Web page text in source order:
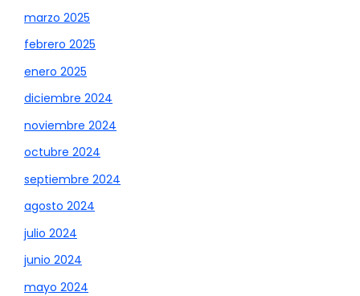
marzo 2025
febrero 2025
enero 2025
diciembre 2024
noviembre 2024
octubre 2024
septiembre 2024
agosto 2024
julio 2024
junio 2024
mayo 2024